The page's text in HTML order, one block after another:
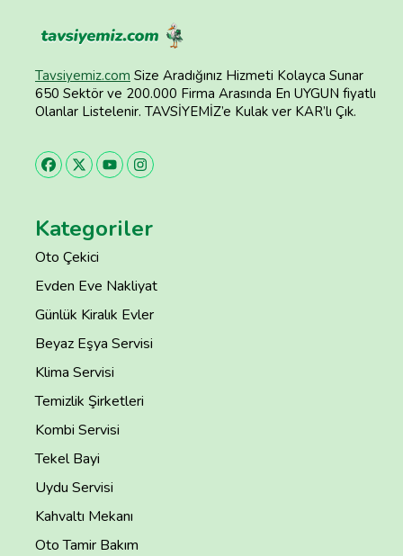
Tavsiyemiz.com Size Aradığınız Hizmeti Kolayca Sunar
650 Sektör ve 200.000 Firma Arasında En UYGUN fiyatlı
Olanlar Listelenir. TAVSİYEMİZ’e Kulak ver KAR’lı Çık.
Kategoriler
Oto Çekici
Evden Eve Nakliyat
Günlük Kiralık Evler
Beyaz Eşya Servisi
Klima Servisi
Temizlik Şirketleri
Kombi Servisi
Tekel Bayi
Uydu Servisi
Kahvaltı Mekanı
Oto Tamir Bakım